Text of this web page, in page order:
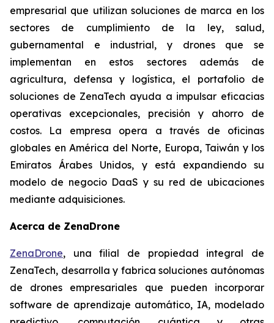
empresarial que utilizan soluciones de marca en los
sectores de cumplimiento de la ley, salud,
gubernamental e industrial, y drones que se
implementan en estos sectores además de
agricultura, defensa y logística, el portafolio de
soluciones de ZenaTech ayuda a impulsar eficacias
operativas excepcionales, precisión y ahorro de
costos. La empresa opera a través de oficinas
globales en América del Norte, Europa, Taiwán y los
Emiratos Árabes Unidos, y está expandiendo su
modelo de negocio DaaS y su red de ubicaciones
mediante adquisiciones.
Acerca de ZenaDrone
ZenaDrone, una filial de propiedad integral de
ZenaTech, desarrolla y fabrica soluciones autónomas
de drones empresariales que pueden incorporar
software de aprendizaje automático, IA, modelado